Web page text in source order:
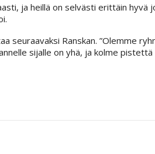
ja heillä on selvästi erittäin hyvä
seuraavaksi Ranskan. ”Olemme
sijalle on yhä, ja kolme